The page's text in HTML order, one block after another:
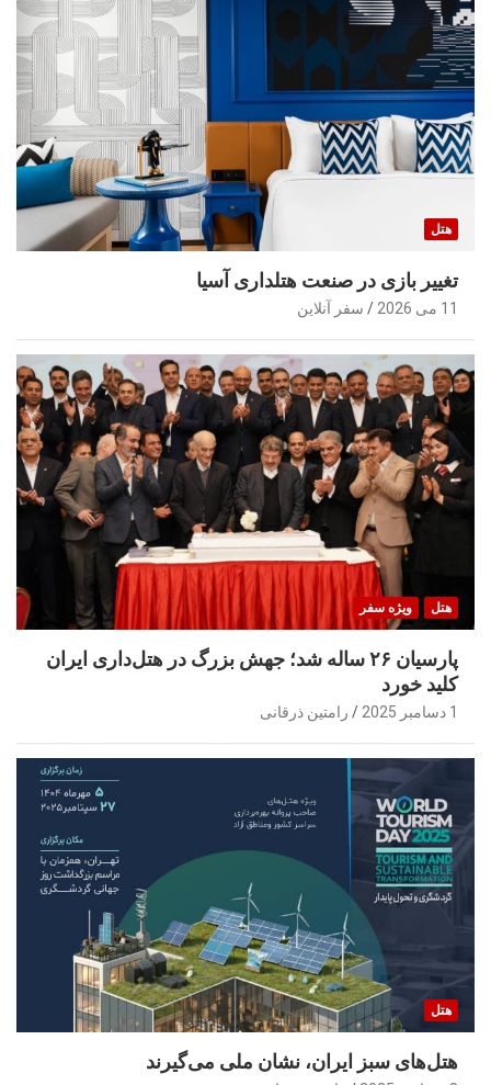
هتل
تغییر بازی در صنعت هتلداری آسیا
11 می 2026 سفر آنلاین
هتل ویژه سفر
پارسیان ۲۶ ساله شد؛ جهش بزرگ در هتل‌داری ایران
کلید خورد
1 دسامبر 2025 رامتین ذرقانی
هتل
هتل‌های سبز ایران، نشان ملی می‌گیرند